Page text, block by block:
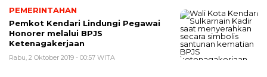
PEMERINTAHAN
Pemkot Kendari Lindungi Pegawai
Honorer melalui BPJS
Ketenagakerjaan
Rabu, 2 Oktober 2019 - 00:57 WITA